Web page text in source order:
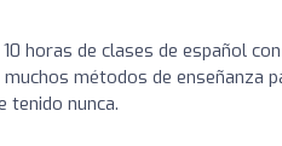
horas de clases de español
métodos de enseñanza
tenido nunca.